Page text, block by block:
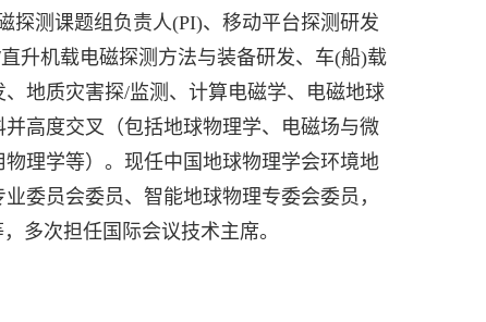
探测课题组负责人(PI)、移动平台探测研发
升机载电磁探测方法与装备研发、车(船)载
地质灾害探/监测、计算电磁学、电磁地球
高度交叉（包括地球物理学、电磁场与微
理学等）。现任中国地球物理学会环境地
委员会委员、智能地球物理专委会委员，
多次担任国际会议技术主席。